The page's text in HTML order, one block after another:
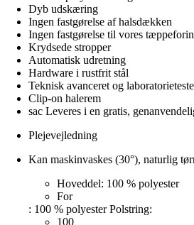
Dyb udskæring
Ingen fastgørelse af halsdækken
Ingen fastgørelse til vores
Krydsede stropper
Automatisk udretning
Hardware i rustfrit stål
Teknisk avanceret og
Clip-on halerem
sac Leveres i en gratis,
Plejevejledning
Kan maskinvaskes (30°), naturlig
Hoveddel: 100 % polyester
For
: 100 % polyester Polstring:
100